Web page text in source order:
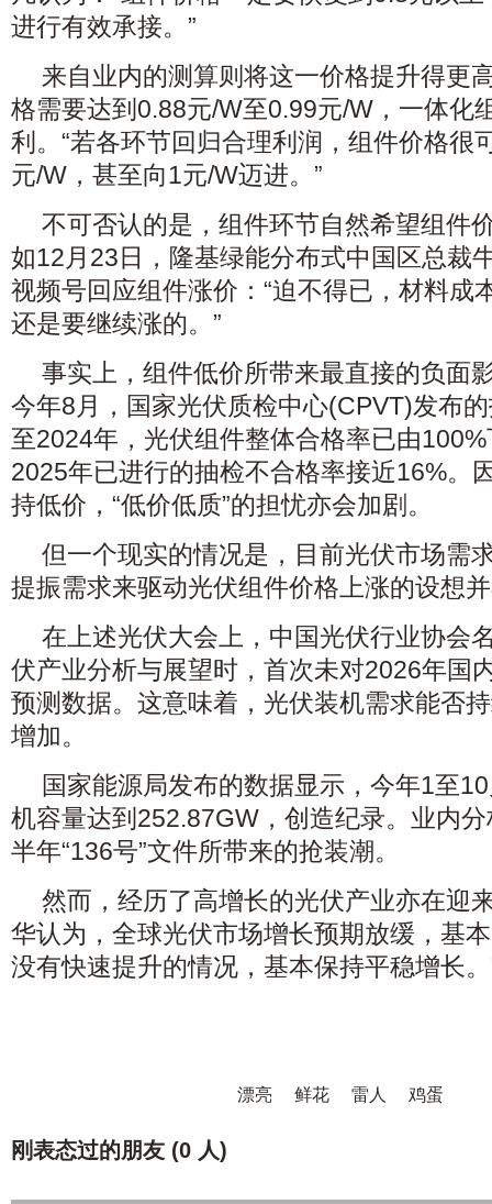
进行有效承接。”
来自业内的测算则将这一价格提升得更
格需要达到0.88元/W至0.99元/W，一体化
利。“若各环节回归合理利润，组件价格很
元/W，甚至向1元/W迈进。”
不可否认的是，组件环节自然希望组件
如12月23日，隆基绿能分布式中国区总裁
视频号回应组件涨价：“迫不得已，材料成
还是要继续涨的。”
事实上，组件低价所带来最直接的负面
今年8月，国家光伏质检中心(CPVT)发布
至2024年，光伏组件整体合格率已由
2025年已进行的抽检不合格率接近16%。
持低价，“低价低质”的担忧亦会加剧。
但一个现实的情况是，目前光伏市场需
提振需求来驱动光伏组件价格上涨的设想
在上述光伏大会上，中国光伏行业协会
伏产业分析与展望时，首次未对2026年国
预测数据。这意味着，光伏装机需求能否
增加。
国家能源局发布的数据显示，今年1至
机容量达到252.87GW，创造纪录。业内
半年“136号”文件所带来的抢装潮。
然而，经历了高增长的光伏产业亦在迎
华认为，全球光伏市场增长预期放缓，基
没有快速提升的情况，基本保持平稳增长。
漂亮 鲜花 雷人 鸡蛋
刚表态过的朋友 (0 人)